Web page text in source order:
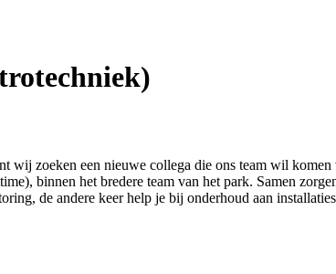
wij zoeken een nieuwe collega die ons team wil komen
binnen het bredere team van het park. Samen
de andere keer help je bij onderhoud aan